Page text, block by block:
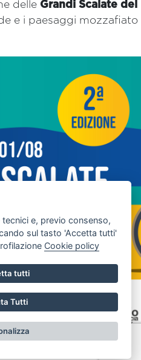
PANORAMICI
Segnala Disservizio
e, previo consenso,
sul tasto 'Accetta tutti'
Cookie policy
tutti
Tutti
delle Grandi Scalate
e i paesaggi mozzafiato